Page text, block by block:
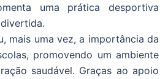
uma prática desportiva
mais uma vez, a importância da
promovendo um ambiente
saudável. Graças ao apoio